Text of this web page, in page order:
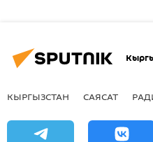
КЫРГЫЗСТАН САЯСАТ